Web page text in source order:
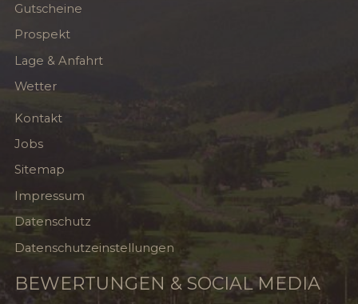
Gutscheine
Prospekt
Lage & Anfahrt
Wetter
Kontakt
Jobs
Sitemap
Impressum
Datenschutz
Datenschutzeinstellungen
BEWERTUNGEN & SOCIAL MEDIA